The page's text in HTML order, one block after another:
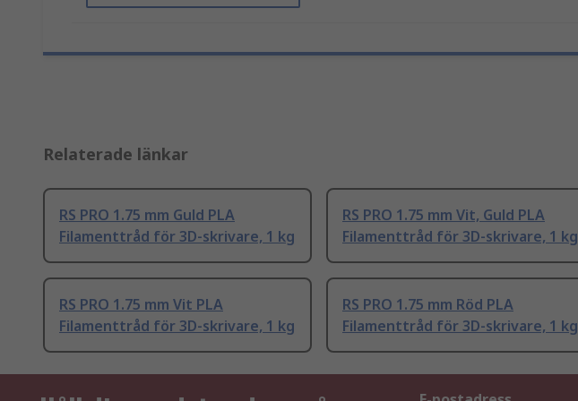
Relaterade länkar
RS PRO 1.75 mm Guld PLA
Filamenttråd för 3D-skrivare, 1 kg
RS PRO 1.75 mm Vit, Guld PLA
Filamenttråd för 3D-skrivare, 1 kg
RS PRO 1.75 mm Vit PLA
Filamenttråd för 3D-skrivare, 1 kg
RS PRO 1.75 mm Röd PLA
Filamenttråd för 3D-skrivare, 1 kg